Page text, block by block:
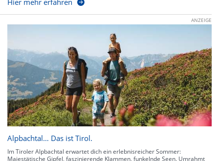
ANZEIGE
Alpbachtal… Das ist Tirol.
Im Tiroler Alpbachtal erwartet dich ein erlebnisreicher Sommer:
Majestätische Gipfel, faszinierende Klammen, funkelnde Seen. Umrahmt